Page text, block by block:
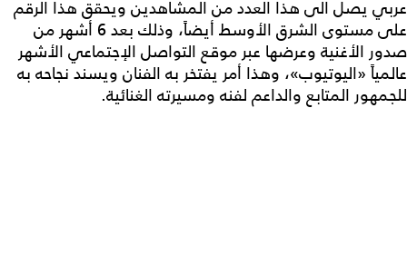
عربي يصل الى هذا العدد من المشاهدين ويحقق هذا الرقم
على مستوى الشرق الأوسط أيضاً، وذلك بعد 6 أشهر من
صدور الأغنية وعرضها عبر موقع التواصل الإجتماعي الأشهر
عالمياً «اليوتيوب»، وهذا أمر يفتخر به الفنان ويسند نجاحه به
للجمهور المتابع والداعم لفنه ومسيرته الغنائية.